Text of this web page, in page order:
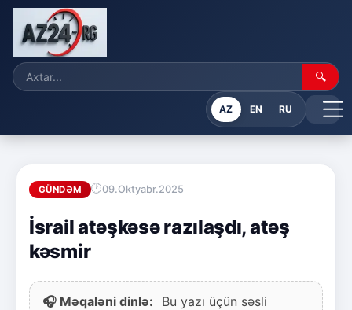
🔍
AZ EN RU
GÜNDƏM 09.Oktyabr.2025
İsrail atəşkəsə razılaşdı, atəş
kəsmir
🎧 Məqaləni dinlə:
Bu yazı üçün səsli